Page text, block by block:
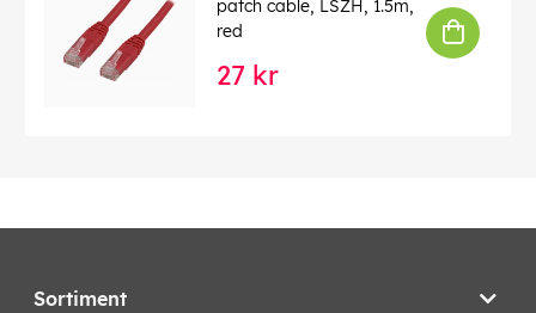
patch cable, LSZH, 1.5m,
red
27 kr
Sortiment